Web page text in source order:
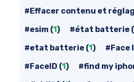
#Effacer contenu et
#esim (1) #état batterie (
#etat batterie (1) #Face
#FaceID (1) #find my